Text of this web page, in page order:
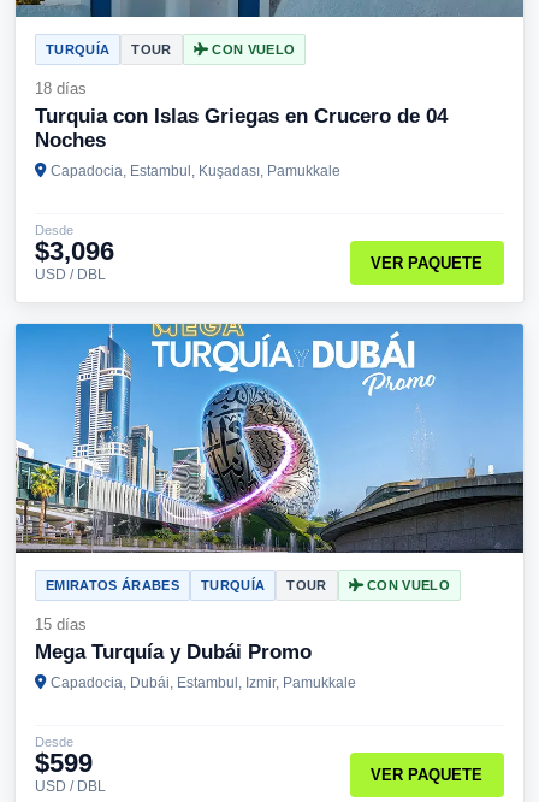
TURQUÍA TOUR CON VUELO
18 días
Turquia con Islas Griegas en Crucero de 04
Noches
Capadocia, Estambul, Kuşadası, Pamukkale
Desde
$3,096
USD / DBL
VER PAQUETE
EMIRATOS ÁRABES TURQUÍA TOUR CON VUELO
15 días
Mega Turquía y Dubái Promo
Capadocia, Dubái, Estambul, Izmir, Pamukkale
Desde
$599
USD / DBL
VER PAQUETE